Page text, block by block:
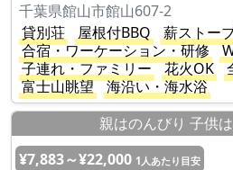
千葉県館山市館山607-2
貸別荘
屋根付BBQ
薪ストー
合宿・ワーケーション・研修
子連れ・ファミリー
花火OK
富士山眺望
海沿い・海水浴
親はのんびり 子供
¥7,883～¥22,000 1人あたり目安